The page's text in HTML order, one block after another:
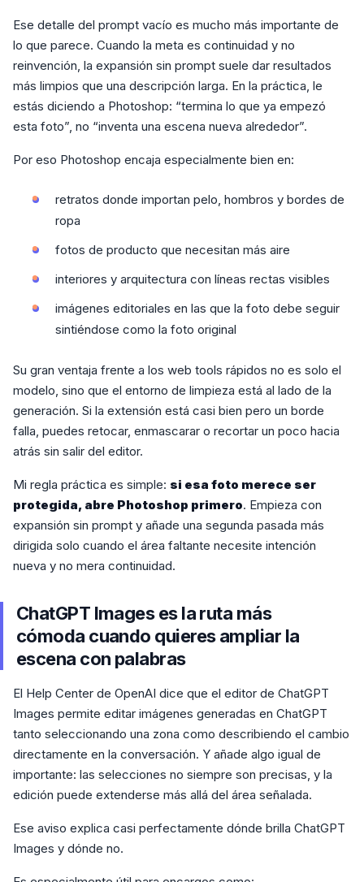
Ese detalle del prompt vacío es mucho más importante de
lo que parece. Cuando la meta es continuidad y no
reinvención, la expansión sin prompt suele dar resultados
más limpios que una descripción larga. En la práctica, le
estás diciendo a Photoshop: “termina lo que ya empezó
esta foto”, no “inventa una escena nueva alrededor”.
Por eso Photoshop encaja especialmente bien en:
retratos donde importan pelo, hombros y bordes de
ropa
fotos de producto que necesitan más aire
interiores y arquitectura con líneas rectas visibles
imágenes editoriales en las que la foto debe seguir
sintiéndose como la foto original
Su gran ventaja frente a los web tools rápidos no es solo el
modelo, sino que el entorno de limpieza está al lado de la
generación. Si la extensión está casi bien pero un borde
falla, puedes retocar, enmascarar o recortar un poco hacia
atrás sin salir del editor.
Mi regla práctica es simple: si esa foto merece ser
protegida, abre Photoshop primero. Empieza con
expansión sin prompt y añade una segunda pasada más
dirigida solo cuando el área faltante necesite intención
nueva y no mera continuidad.
ChatGPT Images es la ruta más
cómoda cuando quieres ampliar la
escena con palabras
El Help Center de OpenAI dice que el editor de ChatGPT
Images permite editar imágenes generadas en ChatGPT
tanto seleccionando una zona como describiendo el cambio
directamente en la conversación. Y añade algo igual de
importante: las selecciones no siempre son precisas, y la
edición puede extenderse más allá del área señalada.
Ese aviso explica casi perfectamente dónde brilla ChatGPT
Images y dónde no.